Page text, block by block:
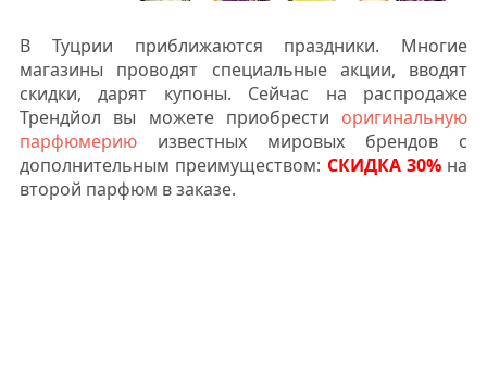
В Туцрии приближаются праздники. Многие
магазины проводят специальные акции, вводят
скидки, дарят купоны. Сейчас на распродаже
Трендйол вы можете приобрести оригинальную
парфюмериюизвестных мировых брендов с
дополнительным преимуществом: СКИДКА 30%на
второй парфюм в заказе.